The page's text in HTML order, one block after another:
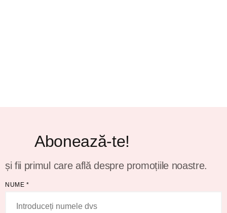
Abonează-te!
și fii primul care află despre promoțiile noastre.
NUME *